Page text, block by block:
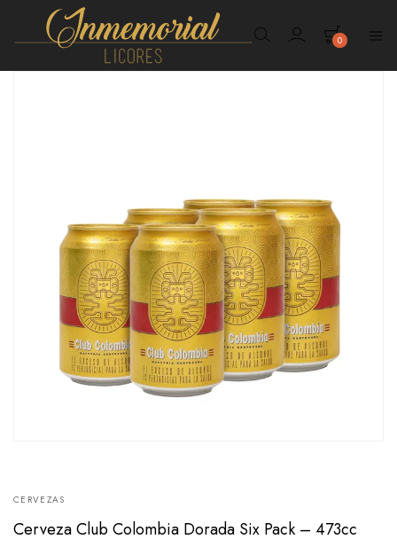
Inmemorial
0
CERVEZAS
Cerveza Club Colombia Dorada Six Pack – 473cc